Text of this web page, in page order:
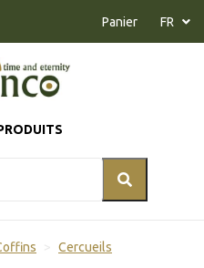
Panier FR
Cercueils